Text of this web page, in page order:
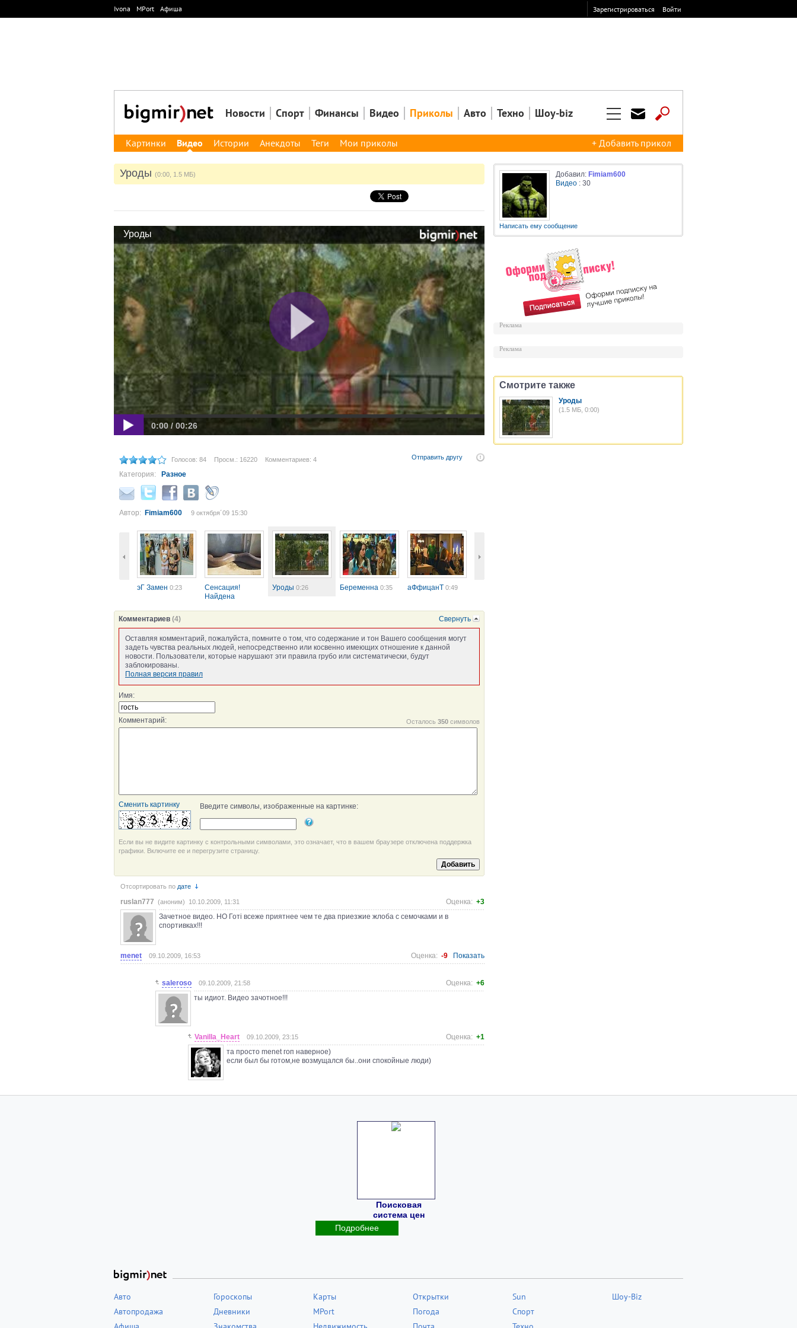
Закрыть
Ivona MPort Афиша Зарегистрироваться Войти
Новости Спорт Финансы Видео Приколы Авто Техно Шоу-biz
Картинки Видео Истории Анекдоты Теги Мои приколы + Добавить прикол
Уроды (0:00, 1.5 МБ)
Уроды
0:00 / 00:26
Голосов: 84 Просм.: 16220 Комментариев: 4 Отправить другу
Категория: Разное
Автор: Fimiam600 9 октября´09 15:30
эГ Замен 0:23
Сенсация!
Найдена
Уроды 0:26 Беременна 0:35 аФфицанТ 0:49
Свернуть
Комментариев (4)
Оставляя комментарий, пожалуйста, помните о том, что содержание и тон Вашего сообщения могут
задеть чувства реальных людей, непосредственно или косвенно имеющих отношение к данной
новости. Пользователи, которые нарушают эти правила грубо или систематически, будут
заблокированы.
Полная версия правил
Имя:
Осталось 350 символов
Комментарий:
Сменить картинку Введите символы, изображенные на картинке:
Если вы не видите картинку с контрольными символами, это означает, что в вашем браузере отключена поддержка
графики. Включите ее и перегрузите страницу.
Отсортировать по дате
ruslan777 (аноним) 10.10.2009, 11:31 Оценка: +3
Зачетное видео. НО Готі всеже приятнее чем те два приезжие жлоба с семочками и в
спортивках!!!
menet 09.10.2009, 16:53 Оценка: -9 Показать
saleroso 09.10.2009, 21:58 Оценка: +6
ты идиот. Видео зачотное!!!
Vanilla_Heart 09.10.2009, 23:15 Оценка: +1
та просто menet гоп наверное)
если был бы готом,не возмущался бы..они спокойные люди)
Добавил: Fimiam600
Видео : 30
Написать ему сообщение
Реклама
Реклама
Смотрите также
Уроды
(1.5 МБ, 0:00)
Поисковая
система цен
Подробнее
Авто
Автопродажа
Гороскопы
Дневники
Карты
MPort
Открытки
Погода
Sun
Спорт
Шоу-Biz